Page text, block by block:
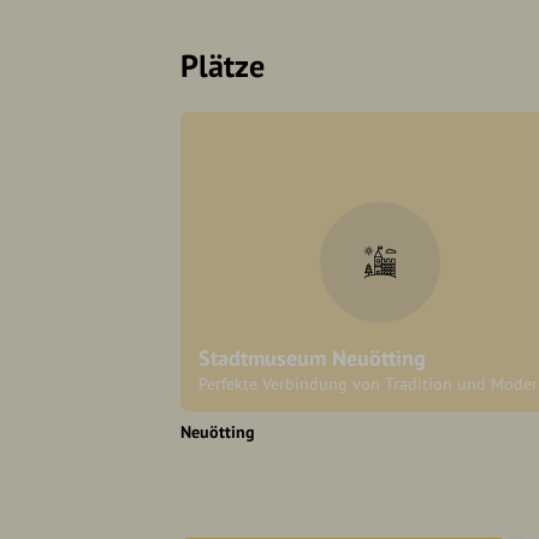
Plätze
Stadtmuseum Neuötting
Perfekte Verbindung von Tradition und
Neuötting